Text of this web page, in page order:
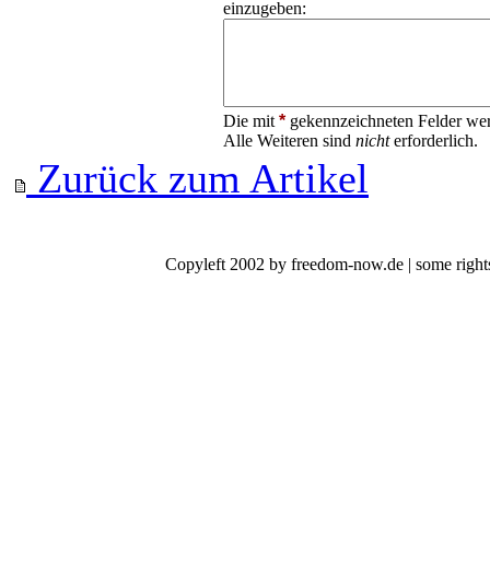
einzugeben:
Die mit *gekennzeichneten Felder
Alle Weiteren sind nichterforderlich.
Zurück zum Artikel
Copyleft 2002 by freedom-now.de | some